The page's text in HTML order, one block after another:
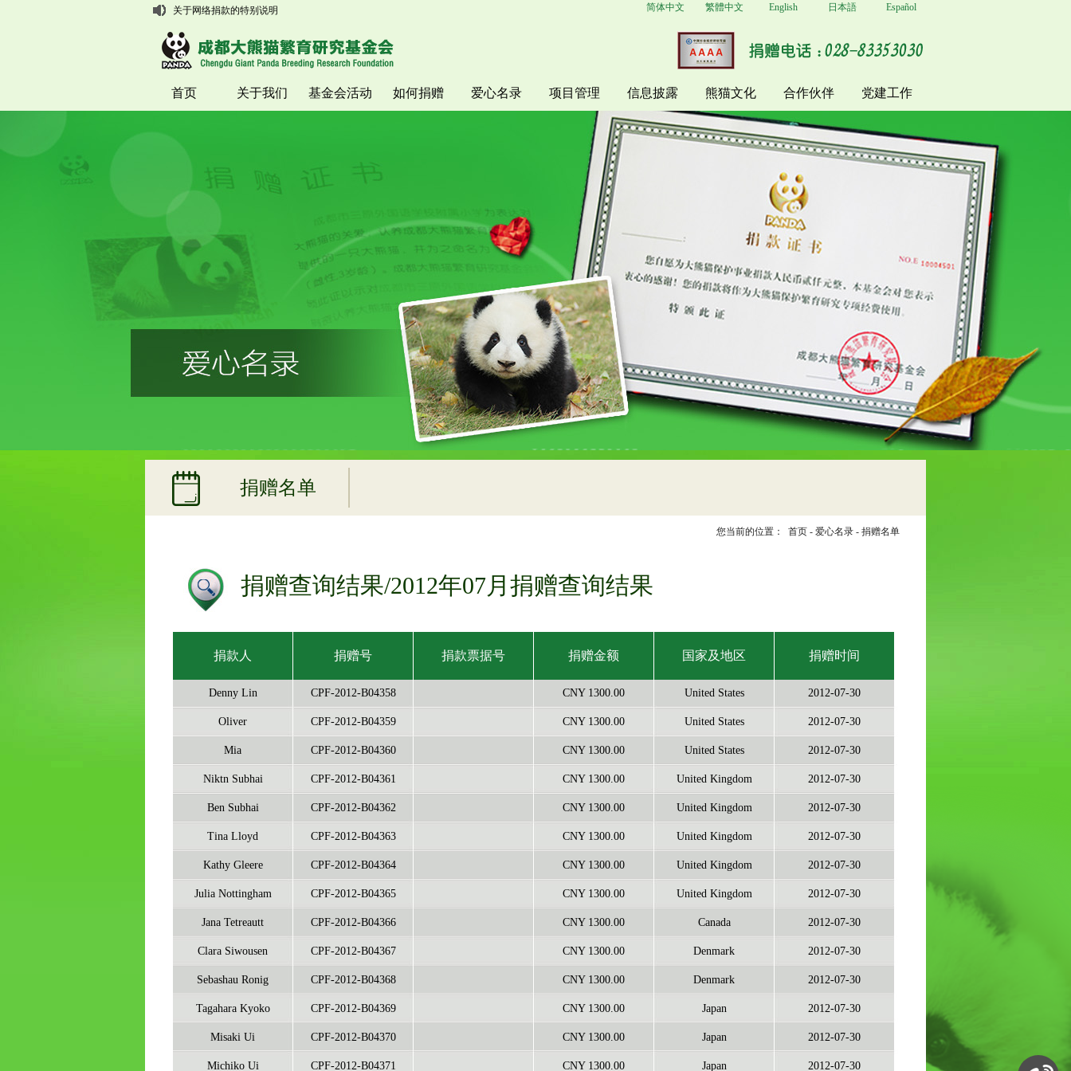
关于网络捐款的特别说明 简体中文 繁體中文 English 日本語 Español
首页 关于我们 基金会活动 如何捐赠 爱心名录 项目管理 信息披露 熊猫文化 合作伙伴 党建工作
捐赠名单
您当前的位置： 首页 - 爱心名录 - 捐赠名单
捐赠查询结果/2012年07月捐赠查询结果
捐款人 捐赠号 捐款票据号 捐赠金额 国家及地区 捐赠时间
Denny Lin CPF-2012-B04358 CNY 1300.00 United States 2012-07-30
Oliver CPF-2012-B04359 CNY 1300.00 United States 2012-07-30
Mia CPF-2012-B04360 CNY 1300.00 United States 2012-07-30
Niktn Subhai CPF-2012-B04361 CNY 1300.00 United Kingdom 2012-07-30
Ben Subhai CPF-2012-B04362 CNY 1300.00 United Kingdom 2012-07-30
Tina Lloyd CPF-2012-B04363 CNY 1300.00 United Kingdom 2012-07-30
Kathy Gleere CPF-2012-B04364 CNY 1300.00 United Kingdom 2012-07-30
Julia Nottingham CPF-2012-B04365 CNY 1300.00 United Kingdom 2012-07-30
Jana Tetreautt CPF-2012-B04366 CNY 1300.00 Canada 2012-07-30
Clara Siwousen CPF-2012-B04367 CNY 1300.00 Denmark 2012-07-30
Sebashau Ronig CPF-2012-B04368 CNY 1300.00 Denmark 2012-07-30
Tagahara Kyoko CPF-2012-B04369 CNY 1300.00 Japan 2012-07-30
Misaki Ui CPF-2012-B04370 CNY 1300.00 Japan 2012-07-30
Michiko Ui CPF-2012-B04371 CNY 1300.00 Japan 2012-07-30